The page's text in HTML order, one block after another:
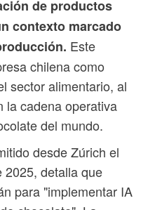
de productos
contexto marcado
Este
chilena como
sector alimentario, al
la cadena operativa
del mundo.
desde Zúrich el
2025, detalla que
para "implementar IA